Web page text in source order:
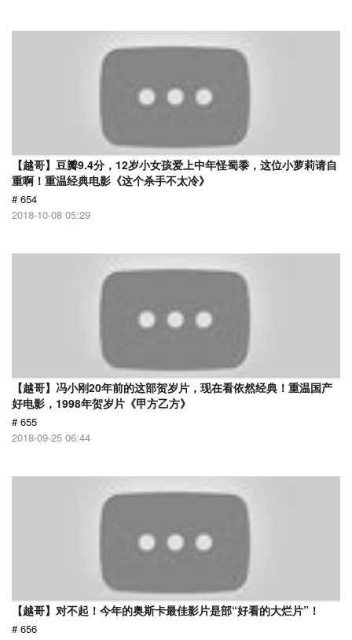
【越哥】豆瓣9.4分，12岁小女孩爱上中年怪蜀黍，这位小萝莉请自
重啊！重温经典电影《这个杀手不太冷》
# 654
2018-10-08 05:29
【越哥】冯小刚20年前的这部贺岁片，现在看依然经典！重温国产
好电影，1998年贺岁片《甲方乙方》
# 655
2018-09-25 06:44
【越哥】对不起！今年的奥斯卡最佳影片是部“好看的大烂片”！
# 656